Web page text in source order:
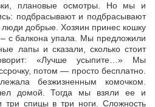
плановые осмотры. Но мы и
подбрасывают и подбрасывают
люди добрые. Хозяин принес кошку
с балкона упала. Мы предложили
лапы и сказали, сколько стоит
«Лучше усыпите…» Мы
потом — просто бесплатно.
безжизненным комочком.
домой. Тогда мы взяли ее и
три спицы в три ноги. Сложность